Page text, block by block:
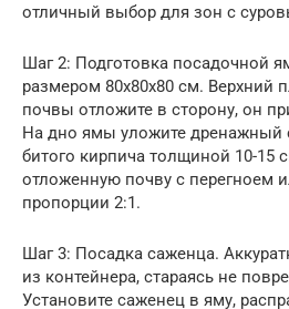
отличный выбор для зон с
Шаг 2: Подготовка посадочной
размером 80x80x80 см. Верхний
почвы отложите в сторону, он
На дно ямы уложите дренажный
битого кирпича толщиной 10-15
отложенную почву с перегноем
пропорции 2:1.
Шаг 3: Посадка саженца.
из контейнера, стараясь не
Установите саженец в яму,